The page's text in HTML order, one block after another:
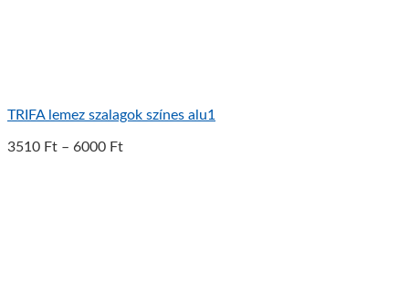
TRIFA lemez szalagok színes alu1
3510 Ft – 6000 Ft